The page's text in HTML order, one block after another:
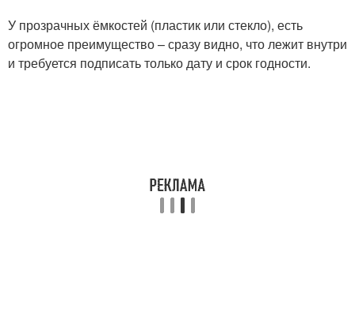
У прозрачных ёмкостей (пластик или стекло), есть
огромное преимущество – сразу видно, что лежит внутри
и требуется подписать только дату и срок годности.